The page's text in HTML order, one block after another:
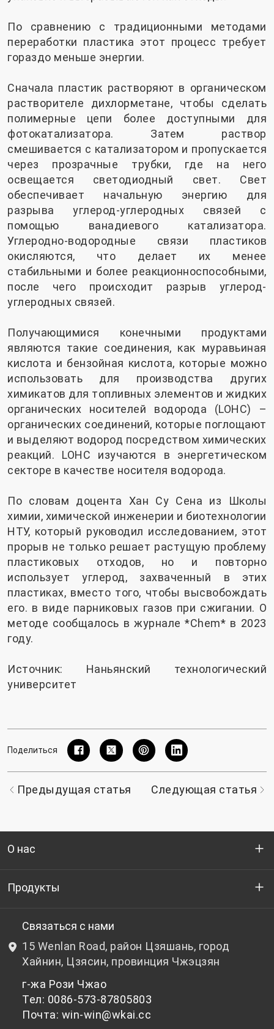
По сравнению с традиционными методами
переработки пластика этот процесс требует
гораздо меньше энергии.
Сначала пластик растворяют в органическом
растворителе дихлорметане, чтобы сделать
полимерные цепи более доступными для
фотокатализатора. Затем раствор
смешивается с катализатором и пропускается
через прозрачные трубки, где на него
освещается светодиодный свет. Свет
обеспечивает начальную энергию для
разрыва углерод-углеродных связей с
помощью ванадиевого катализатора.
Углеродно-водородные связи пластиков
окисляются, что делает их менее
стабильными и более реакционноспособными,
после чего происходит разрыв углерод-
углеродных связей.
Получающимися конечными продуктами
являются такие соединения, как муравьиная
кислота и бензойная кислота, которые можно
использовать для производства других
химикатов для топливных элементов и жидких
органических носителей водорода (LOHC) –
органических соединений, которые поглощают
и выделяют водород посредством химических
реакций. LOHC изучаются в энергетическом
секторе в качестве носителя водорода.
По словам доцента Хан Су Сена из Школы
химии, химической инженерии и биотехнологии
НТУ, который руководил исследованием, этот
прорыв не только решает растущую проблему
пластиковых отходов, но и повторно
использует углерод, захваченный в этих
пластиках, вместо того, чтобы высвобождать
его. в виде парниковых газов при сжигании. О
методе сообщалось в журнале *Chem* в 2023
году.
Источник: Наньянский технологический
университет
Поделиться
Предыдущая статья Следующая статья
О нас
Кто мы
НИОКР
Новости и события
политика конфиденциальности
Продукты
Бутылочный ПЭТ-гранулят
Небутылочный ПЭТ-гранулят
Связаться с нами
15 Wenlan Road, район Цзяшань, город
Хайнин, Цзясин, провинция Чжэцзян
г-жа Рози Чжао
Тел: 0086-573-87805803
Почта: win-win@wkai.cc